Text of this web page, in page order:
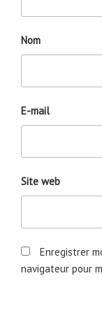
Nom
E-mail
Site web
Enregistrer
navigateur pour